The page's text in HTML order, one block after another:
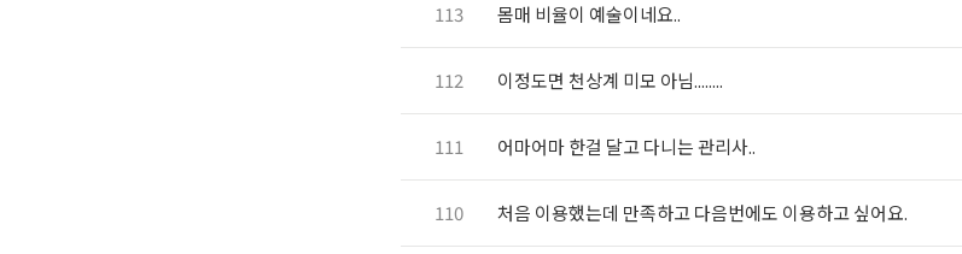
113 몸매 비율이 예술이네요..
112 이정도면 천상계 미모 아님........
111 어마어마 한걸 달고 다니는 관리사..
110 처음 이용했는데 만족하고 다음번에도 이용하고 싶어요.